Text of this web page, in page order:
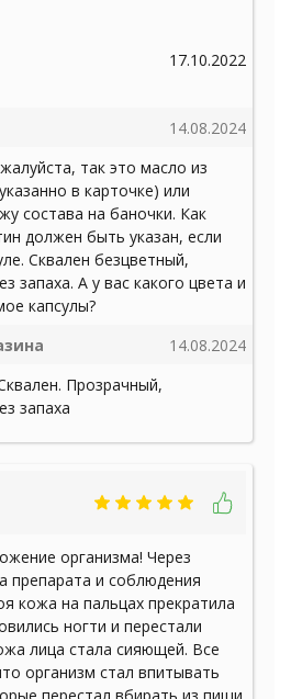
17.10.2022
14.08.2024
так это масло из
в карточке) или
состава на баночки. Как
должен быть указан, если
Сквален безцветный,
запаха. А у вас какого цвета и
капсулы?
14.08.2024
Прозрачный,
запаха
организма! Через
препарата и соблюдения
кожа на пальцах прекратила
ногти и перестали
лица стала сияющей. Все
организм стал впитывать